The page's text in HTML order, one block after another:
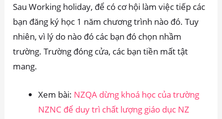
Sau Working holiday, để có cơ hội làm việc tiếp các
bạn đăng ký học 1 năm chương trình nào đó. Tuy
nhiên, vì lý do nào đó các bạn đó chọn nhầm
trường. Trường đóng cửa, các bạn tiền mất tật
mang.
Xem bài: NZQA dừng khoá học của trường
NZNC để duy trì chất lượng giáo dục NZ